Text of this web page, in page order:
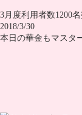
3月度利用者数1200
2018/3/30
本日の華金もマスタ